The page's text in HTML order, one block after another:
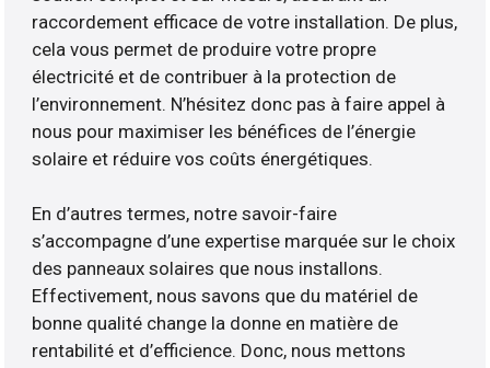
raccordement efficace de votre installation. De plus,
cela vous permet de produire votre propre
électricité et de contribuer à la protection de
l’environnement. N’hésitez donc pas à faire appel à
nous pour maximiser les bénéfices de l’énergie
solaire et réduire vos coûts énergétiques.
En d’autres termes, notre savoir-faire
s’accompagne d’une expertise marquée sur le choix
des panneaux solaires que nous installons.
Effectivement, nous savons que du matériel de
bonne qualité change la donne en matière de
rentabilité et d’efficience. Donc, nous mettons